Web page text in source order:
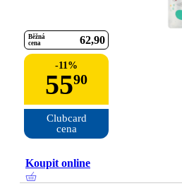
Běžná
cena
62 90
-11%
5590
Clubcard
cena
Koupit online